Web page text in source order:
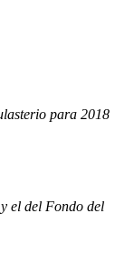
para 2018
el del Fondo del